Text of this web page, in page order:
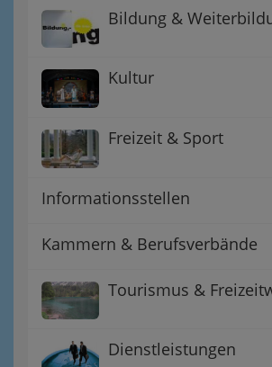
Bildung &
Kultur
Freizeit & Sport
Informationsstellen
Kammern & Berufsverbände
Tourismus &
Dienstleistungen